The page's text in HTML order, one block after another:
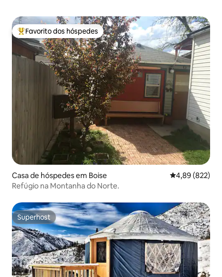
Favoritos dos hóspedes mais apreciados
Favorito dos hóspedes
Casa de hóspedes em Boise Classificação
4,89 (822)
Refúgio na Montanha do Norte.
Superhost
Superhost